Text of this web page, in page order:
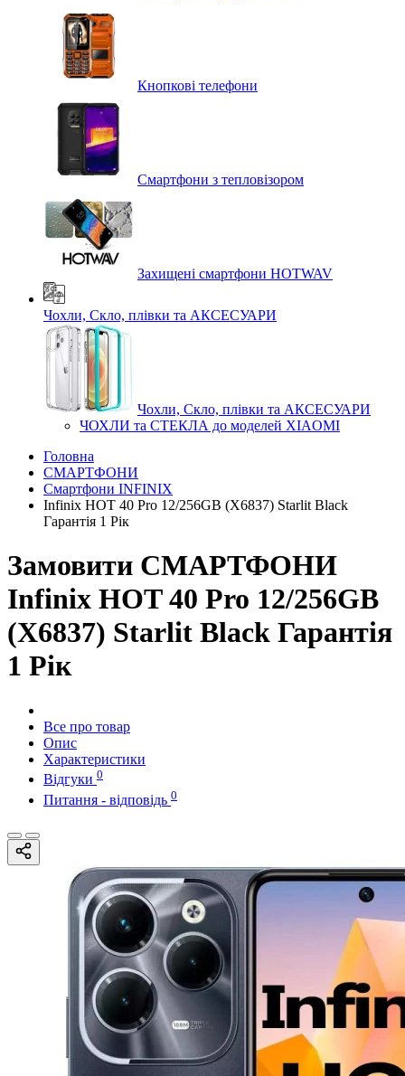
Кнопкові телефони
Смартфони з тепловізором
Захищені смартфони HOTWAV
Чохли, Скло, плівки та АКСЕСУАРИ
Чохли, Скло, плівки та АКСЕСУАРИ
ЧОХЛИ та СТЕКЛА до моделей XIAOMI
Головна
СМАРТФОНИ
Смартфони INFINIX
Infinix HOT 40 Pro 12/256GB (X6837) Starlit Black
Гарантія 1 Рік
Замовити СМАРТФОНИ
Infinix HOT 40 Pro 12/256GB
(X6837) Starlit Black Гарантія
1 Рік
Все про товар
Опис
Характеристики
Відгуки 0
Питання - відповідь 0